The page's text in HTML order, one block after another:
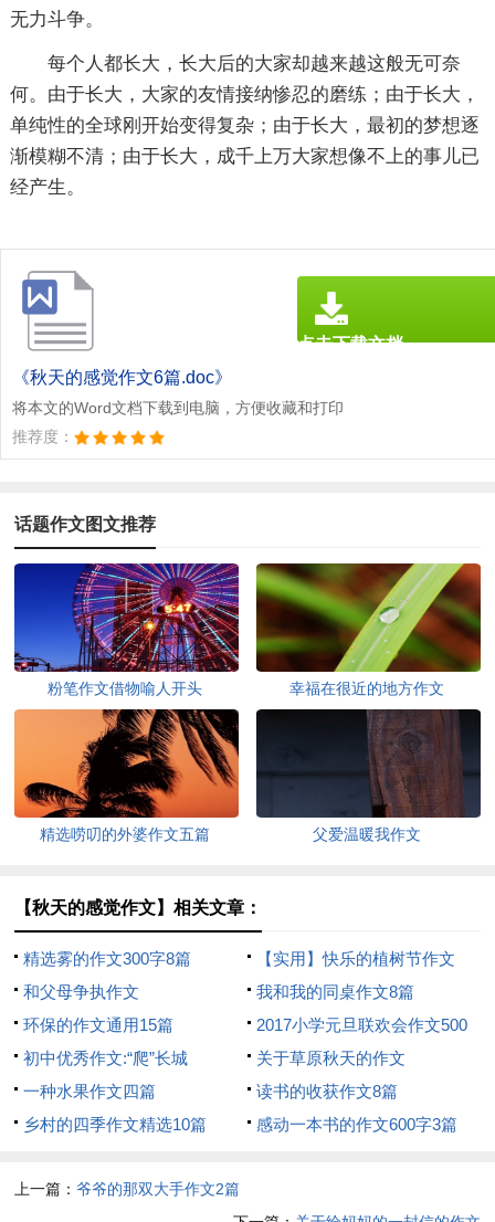
无力斗争。
每个人都长大，长大后的大家却越来越这般无可奈
何。由于长大，大家的友情接纳惨忍的磨练；由于长大，
单纯性的全球刚开始变得复杂；由于长大，最初的梦想逐
渐模糊不清；由于长大，成千上万大家想像不上的事儿已
经产生。
《秋天的感觉作文6篇.doc》
将本文的Word文档下载到电脑，方便收藏和打印
推荐度：
点击下载文档
话题作文图文推荐
粉笔作文借物喻人开头 幸福在很近的地方作文
精选唠叨的外婆作文五篇 父爱温暖我作文
【秋天的感觉作文】相关文章：
精选雾的作文300字8篇
【实用】快乐的植树节作文
300字六篇
和父母争执作文
我和我的同桌作文8篇
环保的作文通用15篇
2017小学元旦联欢会作文500
字
初中优秀作文:“爬”长城
关于草原秋天的作文
一种水果作文四篇
读书的收获作文8篇
乡村的四季作文精选10篇
感动一本书的作文600字3篇
上一篇：爷爷的那双大手作文2篇